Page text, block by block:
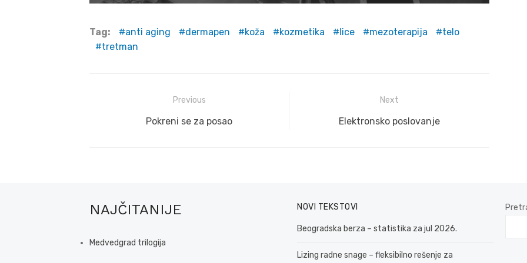
Tag: anti aging dermapen koža kozmetika lice mezoterapija
telo
tretman
navigation
Previous
Previous
Pokreni se za posao
Next
Next
Elektronsko poslovanje
NAJČITANIJE
Medvedgrad trilogija
NOVI TEKSTOVI
Beogradska berza – statistika za jul 2026.
Lizing radne snage – fleksibilno rešenje za